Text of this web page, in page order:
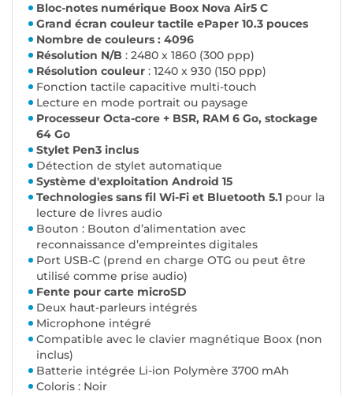
Bloc-notes numérique Boox Nova Air5 C
Grand écran couleur tactile ePaper 10.3 pouces
Nombre de couleurs : 4096
Résolution N/B : 2480 x 1860 (300 ppp)
Résolution couleur : 1240 x 930 (150 ppp)
Fonction tactile capacitive multi-touch
Lecture en mode portrait ou paysage
Processeur Octa-core + BSR, RAM 6 Go, stockage
64 Go
Stylet Pen3 inclus
Détection de stylet automatique
Système d'exploitation Android 15
Technologies sans fil Wi-Fi et Bluetooth 5.1 pour la
lecture de livres audio
Bouton : Bouton d’alimentation avec
reconnaissance d’empreintes digitales
Port USB-C (prend en charge OTG ou peut être
utilisé comme prise audio)
Fente pour carte microSD
Deux haut-parleurs intégrés
Microphone intégré
Compatible avec le clavier magnétique Boox (non
inclus)
Batterie intégrée Li-ion Polymère 3700 mAh
Coloris : Noir